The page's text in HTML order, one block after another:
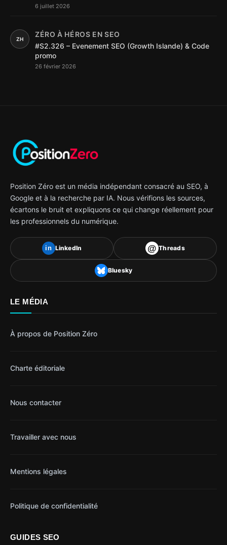
6 juillet 2026
ZH
ZÉRO À HÉROS EN SEO
#S2.326 – Evenement SEO (Growth Islande) & Code
promo
26 février 2026
Position Zéro est un média indépendant consacré au SEO, à
Google et à la recherche par IA. Nous vérifions les sources,
écartons le bruit et expliquons ce qui change réellement pour
les professionnels du numérique.
in LinkedIn @ Threads
Bluesky
LE MÉDIA
À propos de Position Zéro
Charte éditoriale
Nous contacter
Travailler avec nous
Mentions légales
Politique de confidentialité
GUIDES SEO